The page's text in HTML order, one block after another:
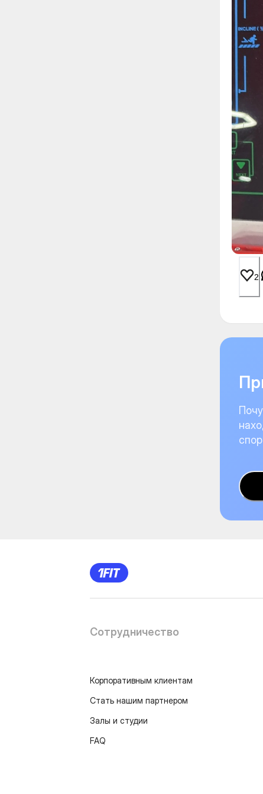
2
Сотрудничество
Корпоративным клиентам
Стать нашим партнером
Залы и студии
FAQ